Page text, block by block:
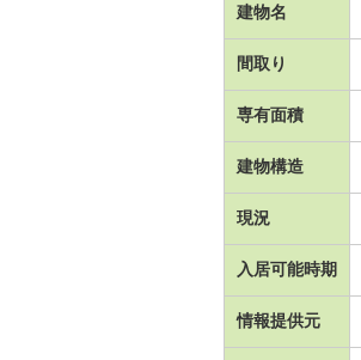
建物名
間取り
専有面積
建物構造
現況
入居可能時期
情報提供元